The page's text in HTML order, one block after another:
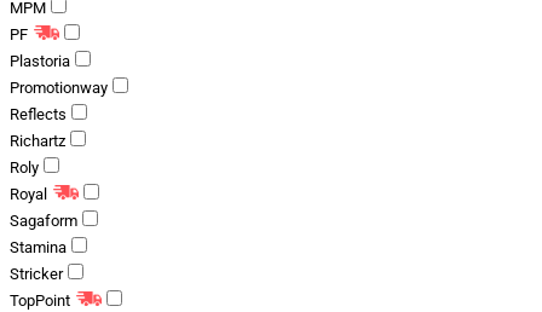
MPM
PF
Plastoria
Promotionway
Reflects
Richartz
Roly
Royal
Sagaform
Stamina
Stricker
TopPoint